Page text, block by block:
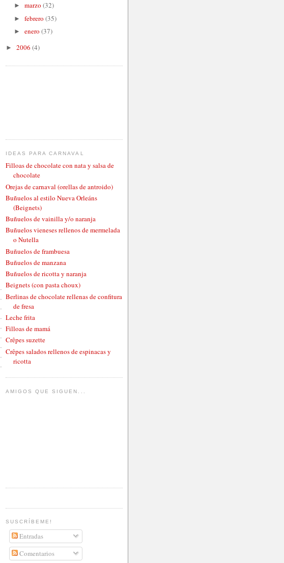
► marzo (32)
► febrero (35)
► enero (37)
► 2006 (4)
IDEAS PARA CARNAVAL
Filloas de chocolate con nata y salsa de
chocolate
Orejas de carnaval (orellas de antroido)
Buñuelos al estilo Nueva Orleáns
(Beignets)
Buñuelos de vainilla y/o naranja
Buñuelos vieneses rellenos de mermelada
o Nutella
Buñuelos de frambuesa
Buñuelos de manzana
Buñuelos de ricotta y naranja
Beignets (con pasta choux)
Berlinas de chocolate rellenas de confitura
de fresa
Leche frita
Filloas de mamá
Crêpes suzette
Crêpes salados rellenos de espinacas y
ricotta
AMIGOS QUE SIGUEN...
SUSCRÍBEME!
Entradas
Comentarios